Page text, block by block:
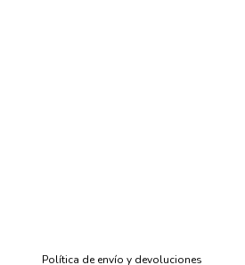
Política de envío y devoluciones